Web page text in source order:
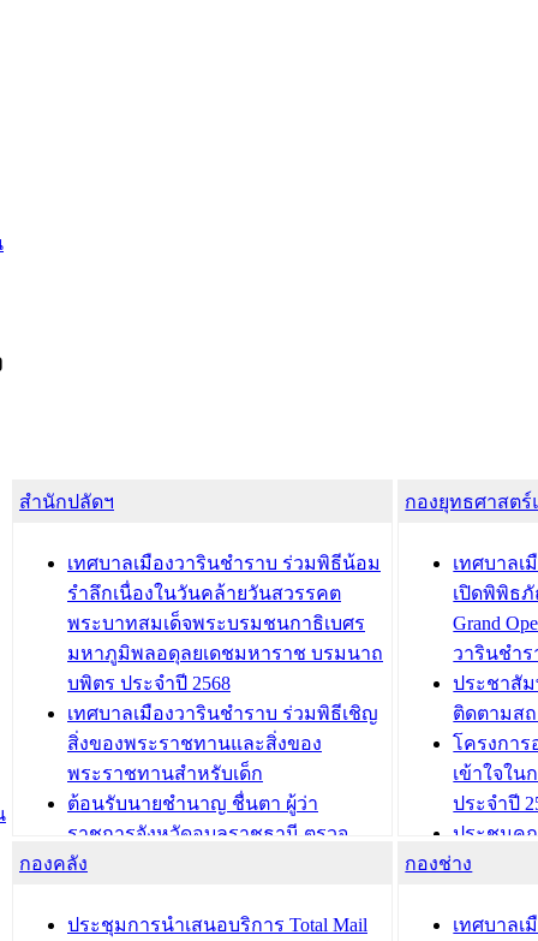
สำนักปลัดฯ
เทศบาลเมืองวารินชำราบ ร่วมพิธีน้อม
รำลึกเนื่องในวันคล้ายวันสวรรคต
พระบาทสมเด็จพระบรมชนกาธิเบศร
มหาภูมิพลอดุลยเดชมหาราช บรมนาถ
บพิตร ประจำปี 2568
เทศบาลเมืองวารินชำราบ ร่วมพิธีเชิญ
สิ่งของพระราชทานและสิ่งของ
พระราชทานสำหรับเด็ก
ต้อนรับนายชำนาญ ชื่นตา ผู้ว่า
ราชการจังหวัดอุบลราชธานี ตรวจ
ความเรียบร้อยของสถานที่ในการเตรี
องคมนตรี
กองยุทธศาสต
เทศบาลเ
เปิดพิพิธภั
Grand
วารินชำร
ประชาสัม
ติดตามส
โครงกา
เข้าใจใน
ประจำปี
ประชุมค
ความเสี่ย
ประชุมที
กองคลัง
ประชุมการนำเสนอบริการ Total Mail
กองช่าง
เทศบาลเ